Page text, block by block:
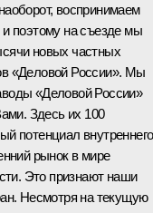
воспринимаем
поэтому на съезде мы
новых частных
«Деловой России». Мы
«Деловой России»
Здесь их 100
потенциал внутреннего
рынок в мире
Это признают наши
Несмотря на текущую